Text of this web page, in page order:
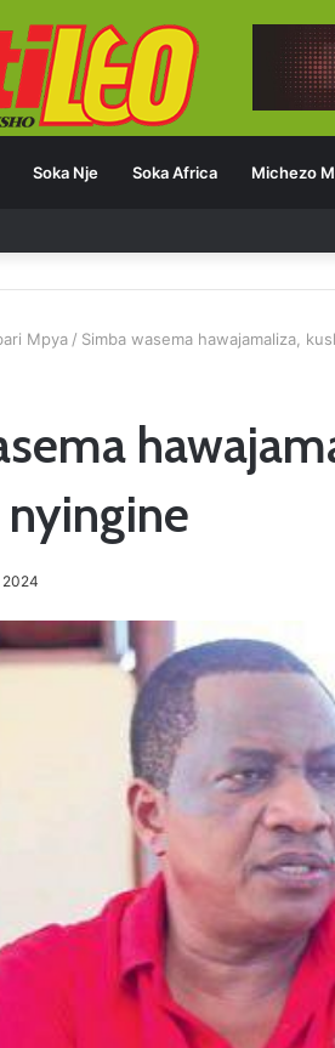
Soka Nje Soka Africa Michezo
Mpya / Simba wasema hawajamaliza,
nyingine